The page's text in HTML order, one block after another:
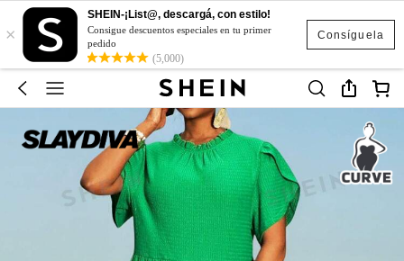
Consíguela
×
SHEIN-¡List@, descargá, con estilo!
Consigue descuentos especiales en tu primer
pedido
(5,000)